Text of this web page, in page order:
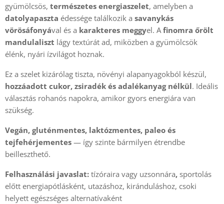
gyümölcsös, természetes energiaszelet, amelyben a
datolyapaszta édessége találkozik a savanykás
vörösáfonyával és a karakteres meggyel. Afinomra őrölt
mandulaliszt lágy textúrát ad, miközben a gyümölcsök
élénk, nyári ízvilágot hoznak.
Ez a szelet kizárólag tiszta, növényi alapanyagokból készül,
hozzáadott cukor, zsiradék és adalékanyag nélkül. Ideális
választás rohanós napokra, amikor gyors energiára van
szükség.
Vegán, gluténmentes, laktózmentes, paleo és
tejfehérjementes — így szinte bármilyen étrendbe
beilleszthető.
Felhasználási javaslat: tízóraira vagy uzsonnára, sportolás
előtt energiapótlásként, utazáshoz, kiránduláshoz, csoki
helyett egészséges alternatívaként